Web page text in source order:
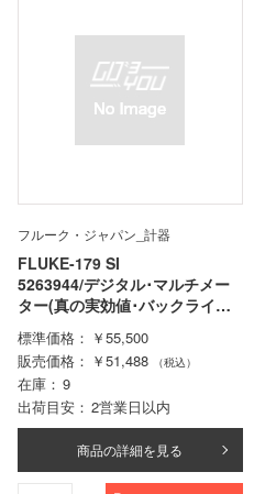
フルーク・ジャパン_計器
FLUKE-179 SI
5263944/デジタル･マルチメー
ター(真の実効値･バックライト
仕様)
標準価格
￥55,500
販売価格
￥51,488 （税込）
在庫
9
出荷目安
2営業日以内
商品の詳細を見る